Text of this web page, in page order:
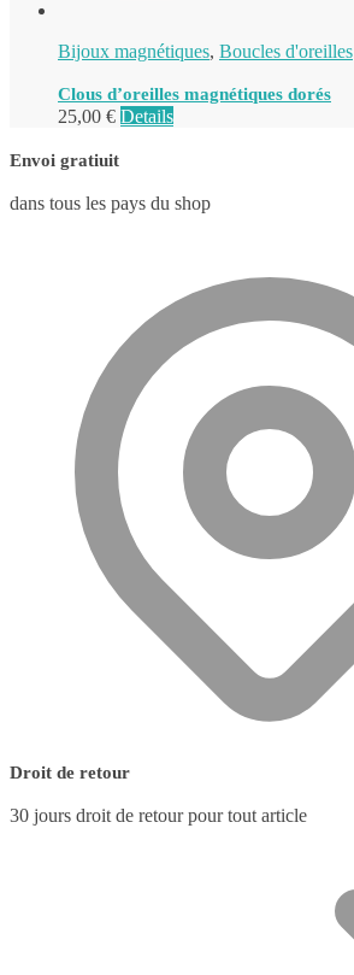
Bijoux magnétiques, Boucles d'oreilles
Clous d’oreilles magnétiques dorés
25,00 € Details
Envoi gratiuit
dans tous les pays du shop
Droit de retour
30 jours droit de retour pour tout article